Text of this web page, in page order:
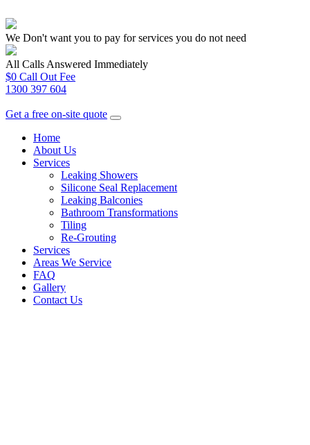
We Don't want you to pay for services you do not need
All Calls Answered Immediately
$0 Call Out Fee
1300 397 604
Get a free on-site quote
Home
About Us
Services
Leaking Showers
Silicone Seal Replacement
Leaking Balconies
Bathroom Transformations
Tiling
Re-Grouting
Services
Areas We Service
FAQ
Gallery
Contact Us